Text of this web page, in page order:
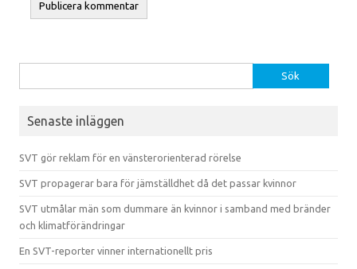
Senaste inläggen
SVT gör reklam för en vänsterorienterad rörelse
SVT propagerar bara för jämställdhet då det passar kvinnor
SVT utmålar män som dummare än kvinnor i samband med bränder
och klimatförändringar
En SVT-reporter vinner internationellt pris